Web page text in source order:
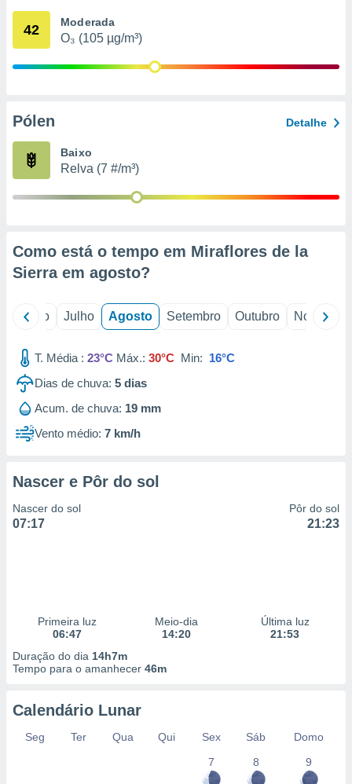
através
estudos
1199
42 Moderada
O₃ (105 µg/m³)
Pólen Detalhe
Baixo
Relva (7 #/m³)
Como está o tempo em Miraflores de la
Sierra em agosto?
Junho Julho Agosto Setembro Outubro Novembro
T. Média : 23°C Máx.: 30°C Min: 16°C
Dias de chuva: 5 dias
Acum. de chuva: 19 mm
Vento médio: 7 km/h
Nascer e Pôr do sol
Nascer do sol
07:17
Pôr do sol
21:23
Primeira luz
06:47
Meio-dia
14:20
Última luz
21:53
Duração do dia 14h7m
Tempo para o amanhecer 46m
Calendário Lunar
Seg Ter Qua Qui Sex Sáb
Domo
7
8 9